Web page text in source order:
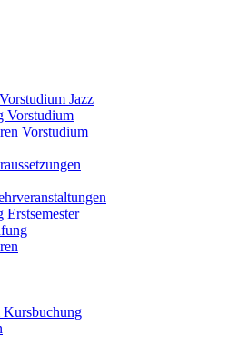
Jazz
Vorstudium
Vorstudium
Erstsemester